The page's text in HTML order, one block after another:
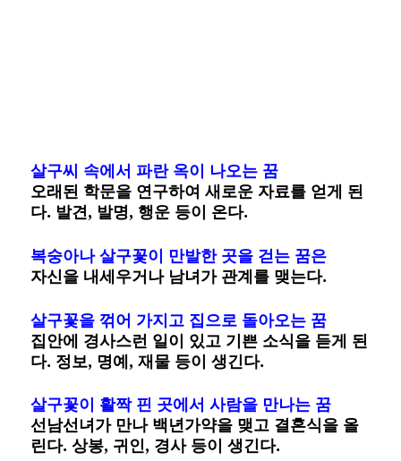
살구씨 속에서 파란 옥이 나오는 꿈
오래된 학문을 연구하여 새로운 자료를 얻게 된
다. 발견, 발명, 행운 등이 온다.
복숭아나 살구꽃이 만발한 곳을 걷는 꿈은
자신을 내세우거나 남녀가 관계를 맺는다.
살구꽃을 꺾어 가지고 집으로 돌아오는 꿈
집안에 경사스런 일이 있고 기쁜 소식을 듣게 된
다. 정보, 명예, 재물 등이 생긴다.
살구꽃이 활짝 핀 곳에서 사람을 만나는 꿈
선남선녀가 만나 백년가약을 맺고 결혼식을 올
린다. 상봉, 귀인, 경사 등이 생긴다.